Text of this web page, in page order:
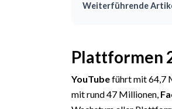
Weiterführende
Plattformen
YouTubeführt mit 64,7
mit rund 47 Millionen,